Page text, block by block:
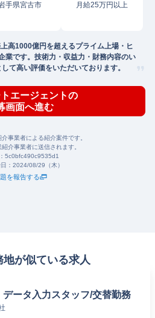
手県宮古市 月給25万円以上
高1000億円を超えるプライム上場・ヒ
業です。技術力・収益力・財務内容のい
て高い評価をいただいております。
エージェントの
画面へ進む
事業者による紹介案件です。
介事業者に送信されます。
5c0bfc490c9535d1
： 2024/08/29（木）
を報告する
地が似ている求人
ータ入力スタッフ/交替勤務